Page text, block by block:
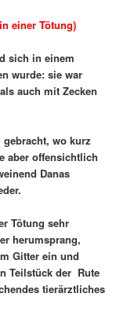
einer Tötung)
sich in einem
wurde: sie war
auch mit Zecken
wo kurz
aber offensichtlich
Danas
Tötung sehr
herumsprang,
Gitter ein und
Teilstück der Rute
tierärztliches